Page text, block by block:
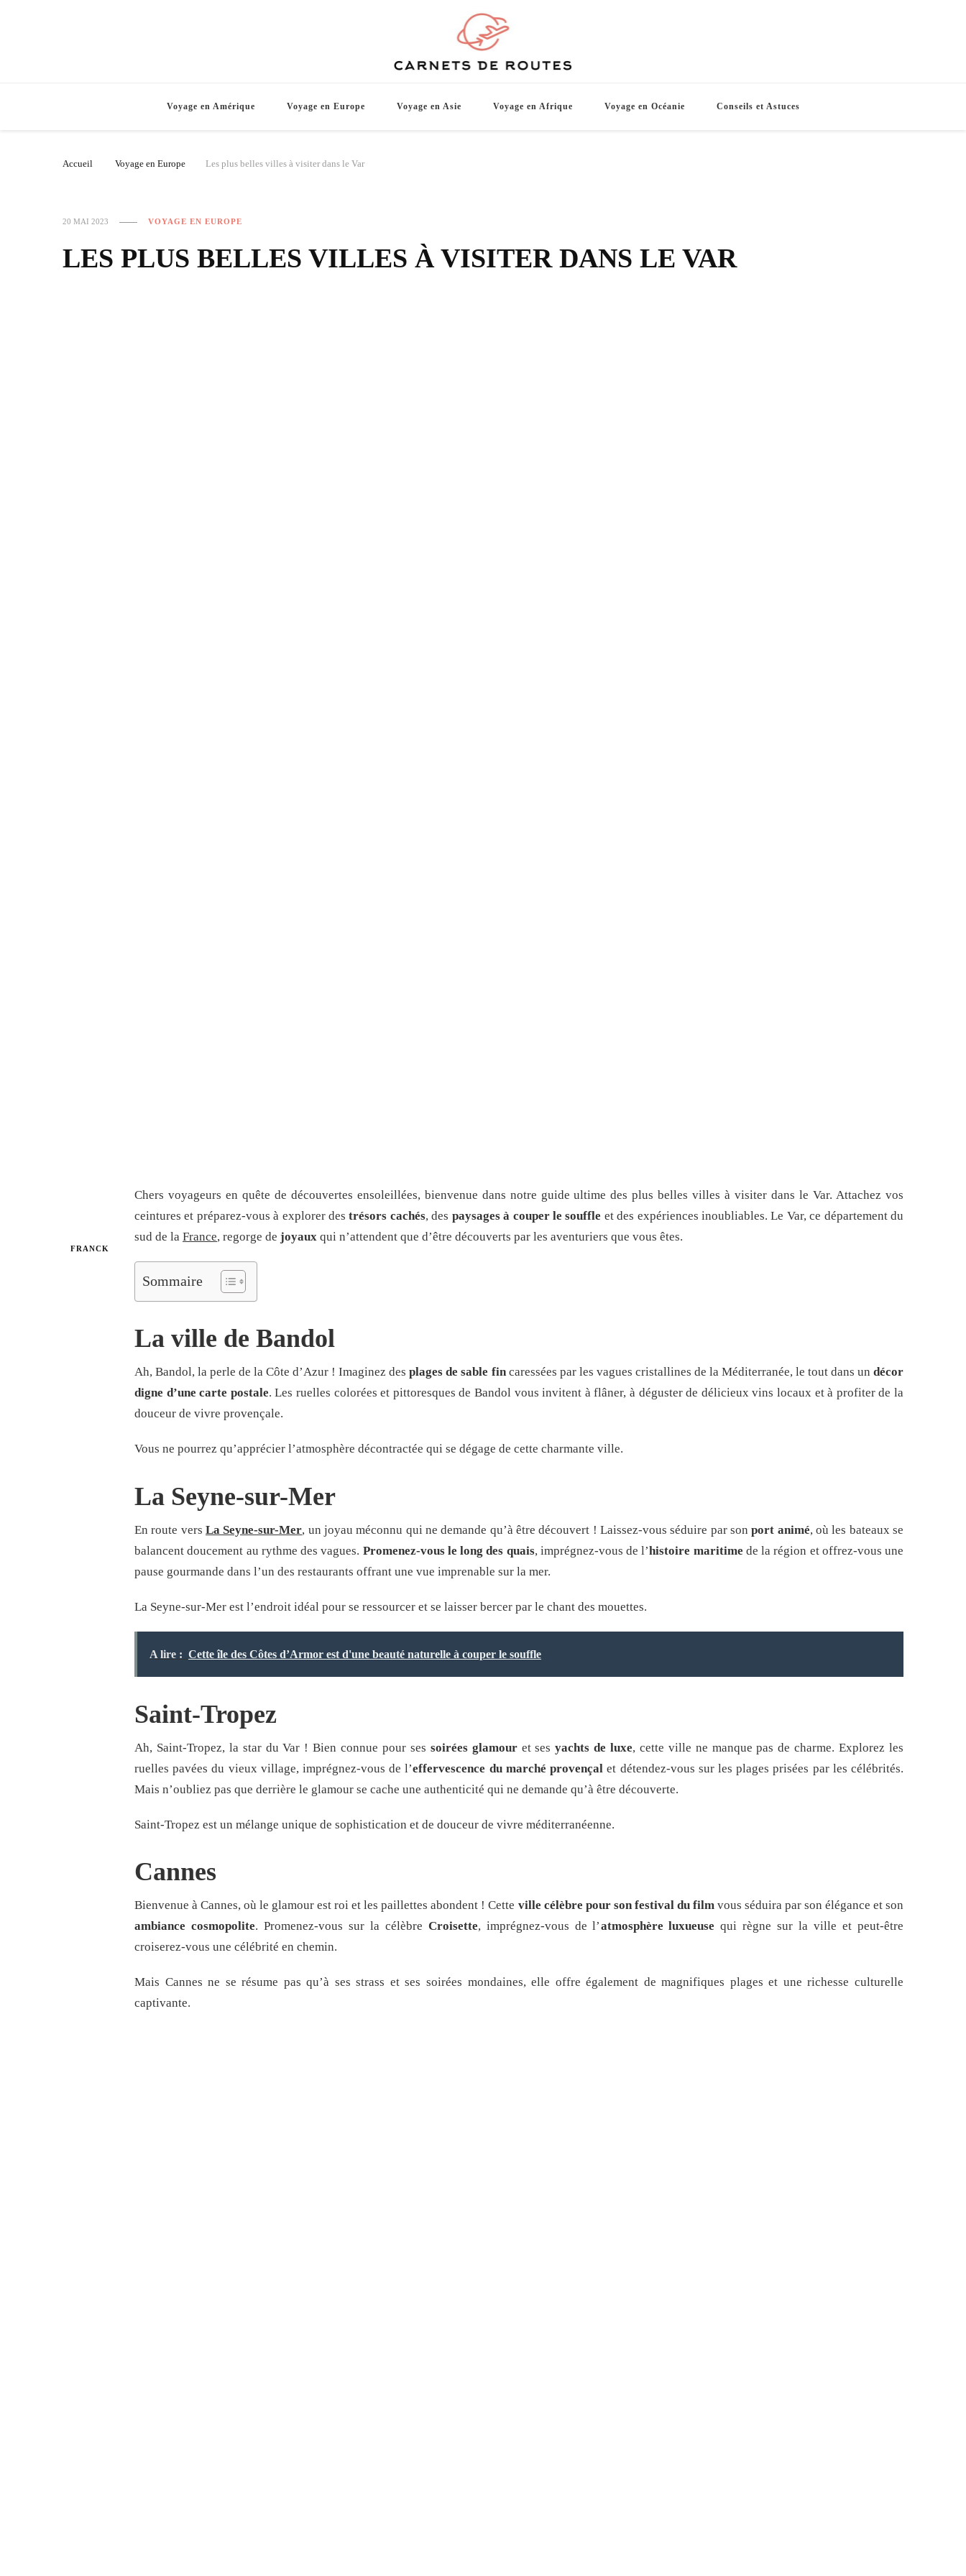
Carnets de Routes
Voyage en Amérique Voyage en Europe Voyage en Asie Voyage en Afrique Voyage en Océanie Conseils et Astuces
Accueil Voyage en Europe Les plus belles villes à visiter dans le Var
20 MAI 2023 VOYAGE EN EUROPE
LES PLUS BELLES VILLES À VISITER DANS LE VAR
FRANCK
Chers voyageurs en quête de découvertes ensoleillées, bienvenue dans notre guide ultime des plus belles villes à visiter dans le Var. Attachez vos
ceintures et préparez-vous à explorer destrésors cachés, des paysages à couper le souffle et des expériences inoubliables. Le Var, ce département du
sud de la France, regorge de joyaux qui n’attendent que d’être découverts par les aventuriers que vous êtes.
Sommaire
La ville de Bandol
Ah, Bandol, la perle de la Côte d’Azur ! Imaginez desplages de sable fincaressées par les vagues cristallines de la Méditerranée, le tout dans undécor
digne d’une carte postale. Les ruelles colorées et pittoresques de Bandol vous invitent à flâner, à déguster de délicieux vins locaux et à profiter de la
douceur de vivre provençale.
Vous ne pourrez qu’apprécier l’atmosphère décontractée qui se dégage de cette charmante ville.
La Seyne-sur-Mer
En route vers La Seyne-sur-Mer, un joyau méconnu qui ne demande qu’à être découvert ! Laissez-vous séduire par sonport animé, où les bateaux se
balancent doucement au rythme des vagues. Promenez-vous le long des quais, imprégnez-vous de l’histoire maritime de la région et offrez-vous une
pause gourmande dans l’un des restaurants offrant une vue imprenable sur la mer.
La Seyne-sur-Mer est l’endroit idéal pour se ressourcer et se laisser bercer par le chant des mouettes.
A lire : Cette île des Côtes d’Armor est d'une beauté naturelle à couper le souffle
Saint-Tropez
Ah, Saint-Tropez, la star du Var ! Bien connue pour ses soirées glamouret sesyachts de luxe, cette ville ne manque pas de charme. Explorez les
ruelles pavées du vieux village, imprégnez-vous de l’effervescence du marché provençal et détendez-vous sur les plages prisées par les célébrités.
Mais n’oubliez pas que derrière le glamour se cache une authenticité qui ne demande qu’à être découverte.
Saint-Tropez est un mélange unique de sophistication et de douceur de vivre méditerranéenne.
Cannes
Bienvenue à Cannes, où le glamour est roi et les paillettes abondent ! Cette ville célèbre pour son festival du filmvous séduira par son élégance et son
ambiance cosmopolite. Promenez-vous sur la célèbre Croisette, imprégnez-vous de l’atmosphère luxueuse qui règne sur la ville et peut-être
croiserez-vous une célébrité en chemin.
Mais Cannes ne se résume pas qu’à ses strass et ses soirées mondaines, elle offre également de magnifiques plages et une richesse culturelle
captivante.